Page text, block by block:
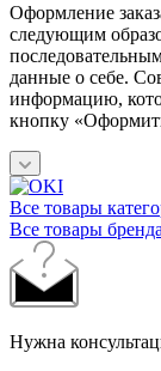
Оформление
следующим
данные о себе.
информацию,
кнопку
Все товары
Все товары
Нужна